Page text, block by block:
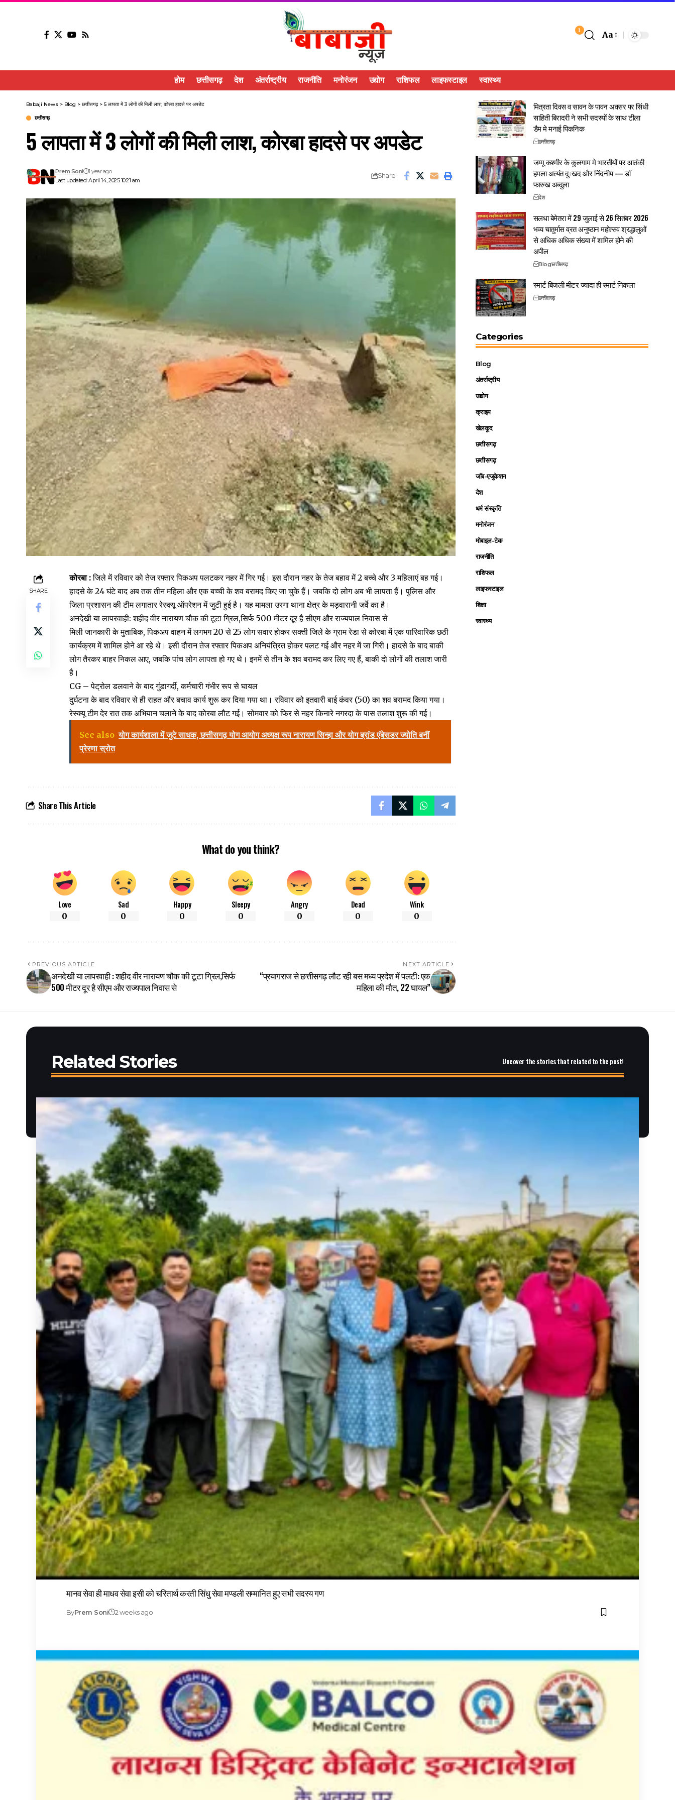
1 Aa
होम छत्तीसगढ़ देश अंतर्राष्ट्रीय राजनीति मनोरंजन उद्योग राशिफल लाइफस्टाइल स्वास्थ्य
Babaji News > Blog > छत्तीसगढ़> 5 लापता में 3 लोगों की मिली लाश, कोरबा हादसे पर अपडेट
छत्तीसगढ़
5 लापता में 3 लोगों की मिली लाश, कोरबा हादसे पर अपडेट
Last updated: April 14, 2025 10:21 am
Prem Soni 1 year ago
Share
SHARE
कोरबा :जिले में रविवार को तेज रफ्तार पिकअप पलटकर नहर में गिर गई। इस दौरान नहर के तेज बहाव में 2 बच्चे और 3 महिलाएं बह गई।
हादसे के 24 घंटे बाद अब तक तीन महिला और एक बच्ची के शव बरामद किए जा चुके हैं। जबकि दो लोग अब भी लापता हैं। पुलिस और
जिला प्रशासन की टीम लगातार रेस्क्यू ऑपरेशन में जुटी हुई है। यह मामला उरगा थाना क्षेत्र के मड़वारानी जर्वे का है।
अनदेखी या लापरवाही: शहीद वीर नारायण चौक की टूटा ग्रिल,सिर्फ 500 मीटर दूर है सीएम और राज्यपाल निवास से
मिली जानकारी के मुताबिक, पिकअप वाहन में लगभग 20 से 25 लोग सवार होकर सक्ती जिले के ग्राम रेडा से कोरबा में एक पारिवारिक छठी
कार्यक्रम में शामिल होने आ रहे थे। इसी दौरान तेज रफ्तार पिकअप अनियंत्रित होकर पलट गई और नहर में जा गिरी। हादसे के बाद बाकी
लोग तैरकर बाहर निकल आए, जबकि पांच लोग लापता हो गए थे। इनमें से तीन के शव बरामद कर लिए गए हैं, बाकी दो लोगों की तलाश जारी
है।
CG – पेट्रोल डलवाने के बाद गुंडागर्दी, कर्मचारी गंभीर रूप से घायल
दुर्घटना के बाद रविवार से ही राहत और बचाव कार्य शुरू कर दिया गया था। रविवार को इतवारी बाई कंवर (50) का शव बरामद किया गया।
रेस्क्यू टीम देर रात तक अभियान चलाने के बाद कोरबा लौट गई। सोमवार को फिर से नहर किनारे नगरदा के पास तलाश शुरू की गई।
See also योग कार्यशाला में जुटे साधक, छत्तीसगढ़ योग आयोग अध्यक्ष रूप नारायण सिन्हा और योग ब्रांड एंबेसडर ज्योति बनीं
प्रेरणा स्रोत
Share This Article
What do you think?
Love
0
Sad
0
Happy
0
Sleepy
0
Angry
0
Dead
0
Wink
0
PREVIOUS ARTICLE
अनदेखी या लापरवाही : शहीद वीर नारायण चौक की टूटा ग्रिल,सिर्फ
500 मीटर दूर है सीएम और राज्यपाल निवास से
NEXT ARTICLE
“प्रयागराज से छत्तीसगढ़ लौट रही बस मध्य प्रदेश में पलटी: एक
महिला की मौत, 22 घायल”​
मित्रता दिवस व सावन के पावन अवसर पर सिंधी
साहिती बिरादरी ने सभी सदस्यों के साथ टीला
डैम मे मनाई पिकनिक
छत्तीसगढ़
जम्मू कश्मीर के कुलगाम मे भारतीयों पर आतंकी
हमला अत्यंत दुःखद और निंदनीय — डॉ
फारुख अब्दुला
देश
सलधा बेमेतरा में 29 जुलाई से 26 सितंबर 2026
भव्य चातुर्मास व्रत अनुष्ठान महोत्सव श्रद्धालुओं
से अधिक अधिक संख्या में शामिल होने की
अपील
Blogछत्तीसगढ़
स्मार्ट बिजली मीटर ज्यादा ही स्मार्ट निकला
छत्तीसगढ़
Categories
Blog
अंतर्राष्ट्रीय
उद्योग
क्राइम
खेलकूद
छत्तीसगढ़
छत्तीसगढ़
जॉब-एजुकेशन
देश
धर्म संस्कृति
मनोरंजन
मोबाइल-टेक
राजनीति
राशिफल
लाइफस्टाइल
शिक्षा
स्वास्थ्य
Related Stories Uncover the stories that related to the post!
मानव सेवा ही माधव सेवा इसी को चरितार्थ करती सिंधु सेवा मण्डली सम्मानित हुए सभी सदस्य गण
ByPrem Soni 2 weeks ago